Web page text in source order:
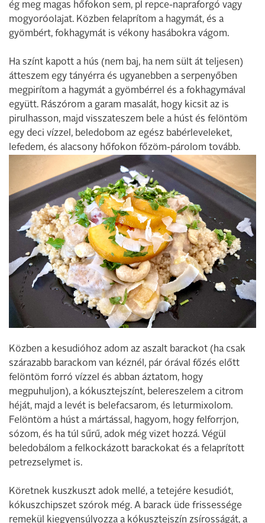
ég meg magas hőfokon sem, pl repce-napraforgó vagy
mogyoróolajat. Közben felaprítom a hagymát, és a
gyömbért, fokhagymát is vékony hasábokra vágom.
Ha színt kapott a hús (nem baj, ha nem sült át teljesen)
átteszem egy tányérra és ugyanebben a serpenyőben
megpirítom a hagymát a gyömbérrel és a fokhagymával
együtt. Rászórom a garam masalát, hogy kicsit az is
pirulhasson, majd visszateszem bele a húst és felöntöm
egy deci vízzel, beledobom az egész babérleveleket,
lefedem, és alacsony hőfokon főzöm-párolom tovább.
Közben a kesudióhoz adom az aszalt barackot (ha csak
szárazabb barackom van kéznél, pár órával főzés előtt
felöntöm forró vízzel és abban áztatom, hogy
megpuhuljon), a kókusztejszínt, belereszelem a citrom
héját, majd a levét is belefacsarom, és leturmixolom.
Felöntöm a húst a mártással, hagyom, hogy felforrjon,
sózom, és ha túl sűrű, adok még vizet hozzá. Végül
beledobálom a felkockázott barackokat és a felaprított
petrezselymet is.
Köretnek kuszkuszt adok mellé, a tetejére kesudiót,
kókuszchipszet szórok még. A barack üde frissessége
remekül kiegyensúlyozza a kókusztejszín zsírosságát, a